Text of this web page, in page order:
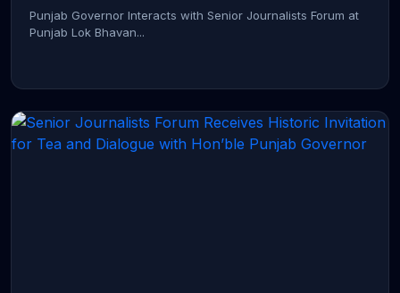
Punjab Governor Interacts with Senior Journalists Forum at
Punjab Lok Bhavan...